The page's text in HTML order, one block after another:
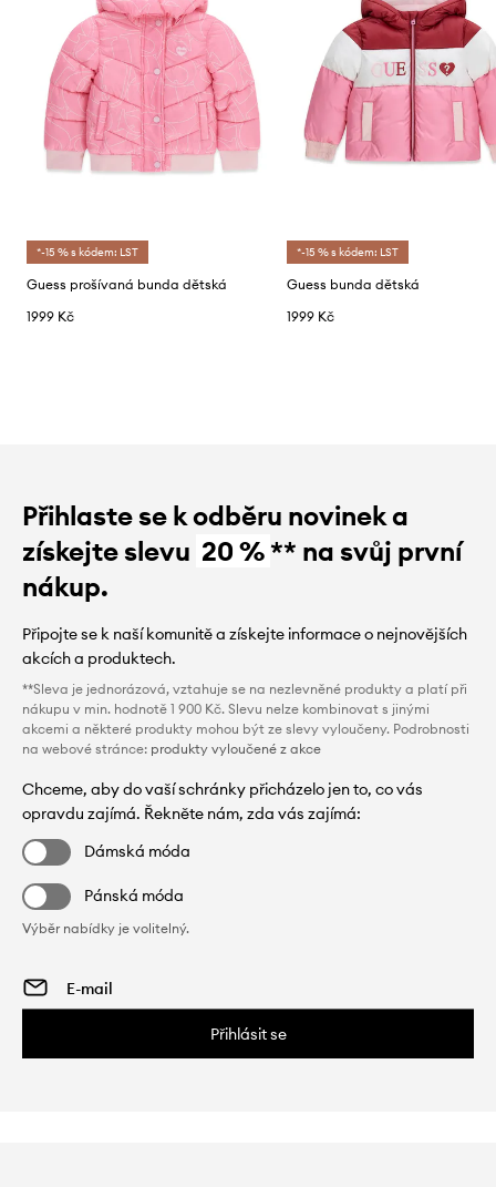
*-15 % s kódem: LST
Guess prošívaná bunda dětská
1999 Kč
*-15 % s kódem: LST
Guess bunda dětská
1999 Kč
Přihlaste se k odběru novinek a
získejte slevu 20 %** na svůj první
nákup.
Připojte se k naší komunitě a získejte informace o nejnovějších
akcích a produktech.
**Sleva je jednorázová, vztahuje se na nezlevněné produkty a platí při
nákupu v min. hodnotě 1 900 Kč. Slevu nelze kombinovat s jinými
akcemi a některé produkty mohou být ze slevy vyloučeny. Podrobnosti
na webové stránce: produkty vyloučené z akce
Chceme, aby do vaší schránky přicházelo jen to, co vás
opravdu zajímá. Řekněte nám, zda vás zajímá:
Dámská móda
Pánská móda
Výběr nabídky je volitelný.
Přihlásit se